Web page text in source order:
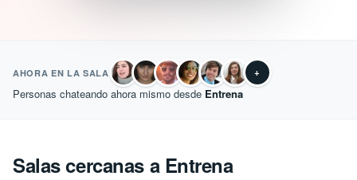
AHORA EN LA SALA +
Personas chateando ahora mismo desde Entrena
Salas cercanas a Entrena